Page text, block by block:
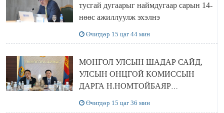
тусгай дугаарыг наймдугаар сарын 14-
нөөс ажиллуулж эхэлнэ
Өчигдөр 15 цаг 44 мин
МОНГОЛ УЛСЫН ШАДАР САЙД,
УЛСЫН ОНЦГОЙ КОМИССЫН
ДАРГА Н.НОМТОЙБАЯР
Өчигдөр 15 цаг 36 мин